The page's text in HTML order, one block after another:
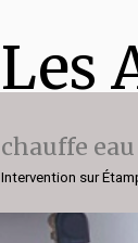
Les
chauffe
Intervention sur